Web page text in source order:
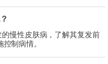
性皮肤病，了解其复发前
制病情。